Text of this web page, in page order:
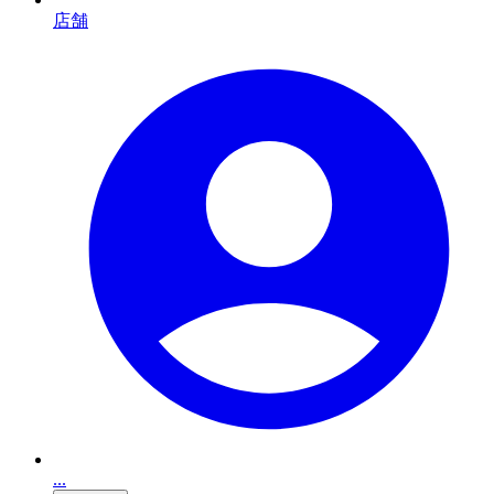
店舗
...